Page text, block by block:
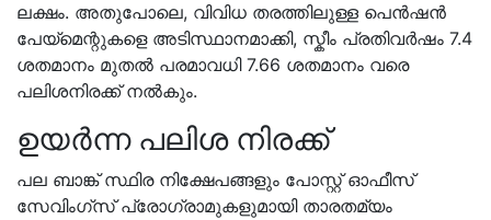
ലക്ഷം. അതുപോലെ, വിവിധ തരത്തിലുള്ള പെൻഷൻ
പേയ്‌മെന്റുകളെ അടിസ്ഥാനമാക്കി, സ്കീം പ്രതിവർഷം 7.4
ശതമാനം മുതൽ പരമാവധി 7.66 ശതമാനം വരെ
പലിശനിരക്ക് നൽകും.
ഉയർന്ന പലിശ നിരക്ക്
പല ബാങ്ക് സ്ഥിര നിക്ഷേപങ്ങളും പോസ്റ്റ് ഓഫീസ്
സേവിംഗ്സ് പ്രോഗ്രാമുകളുമായി താരതമ്യം